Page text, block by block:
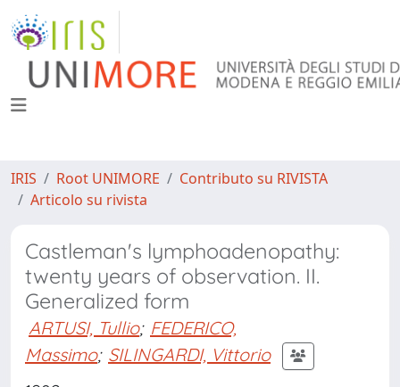
IRIS Root UNIMORE
Contributo su RIVISTA
Articolo su rivista
Castleman's lymphoadenopathy:
twenty years of observation. II.
Generalized form
ARTUSI, Tullio; FEDERICO,
Massimo; SILINGARDI, Vittorio